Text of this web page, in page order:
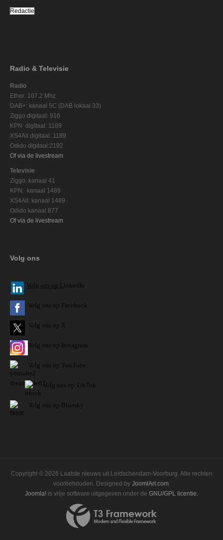
Redactie
Radio & Televisie
Radio
Ether: 107.2 Mhz
DAB+: kanaal 5C (DAB lokaal 33)
Ziggo digitaal: 916
KPN digitaal: 1189
XS4All digitaal: 1189
Odido digitaal:2192
Of via de livestream
Televisie
Ziggo: kanaal 41
KPN: kanaal 1489
XS4All: kanaal 1489
Odido kanaal 877
Of via de livestream
Volg ons
Volg ons op L inkedIn
Volg ons op Facebook
Volg ons op X
Volg ons op Instagram
Volg ons op YouTube
Volg ons op TikTok
Volg ons op Bluesky
Copyright © 2026 Laatste nieuws uit Leidschendam-Voorburg. Alle rechten
voorbehouden. Designed by JoomlArt.com.
Joomla! is vrije software uitgegeven onder de GNU/GPL licentie.